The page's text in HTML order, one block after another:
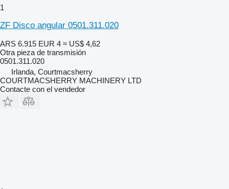
1
ZF Disco angular 0501.311.020
ARS 6.915 EUR 4 ≈ US$ 4,62
Otra pieza de transmisión
0501.311.020
Irlanda, Courtmacsherry
COURTMACSHERRY MACHINERY LTD
Contacte con el vendedor